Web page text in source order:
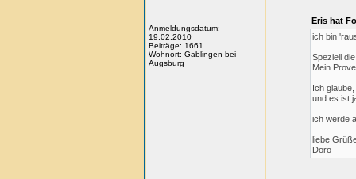
Anmeldungsdatum:
19.02.2010
Beiträge: 1661
Wohnort: Gablingen bei
Augsburg
Eris hat
ich bin
Speziell
Mein
Ich
und es ist
ich werde
liebe
Doro